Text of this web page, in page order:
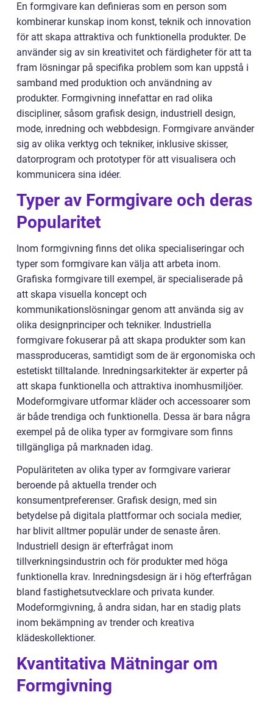
En formgivare kan definieras som en person som
kombinerar kunskap inom konst, teknik och innovation
för att skapa attraktiva och funktionella produkter. De
använder sig av sin kreativitet och färdigheter för att ta
fram lösningar på specifika problem som kan uppstå i
samband med produktion och användning av
produkter. Formgivning innefattar en rad olika
discipliner, såsom grafisk design, industriell design,
mode, inredning och webbdesign. Formgivare använder
sig av olika verktyg och tekniker, inklusive skisser,
datorprogram och prototyper för att visualisera och
kommunicera sina idéer.
Typer av Formgivare och deras
Popularitet
Inom formgivning finns det olika specialiseringar och
typer som formgivare kan välja att arbeta inom.
Grafiska formgivare till exempel, är specialiserade på
att skapa visuella koncept och
kommunikationslösningar genom att använda sig av
olika designprinciper och tekniker. Industriella
formgivare fokuserar på att skapa produkter som kan
massproduceras, samtidigt som de är ergonomiska och
estetiskt tilltalande. Inredningsarkitekter är experter på
att skapa funktionella och attraktiva inomhusmiljöer.
Modeformgivare utformar kläder och accessoarer som
är både trendiga och funktionella. Dessa är bara några
exempel på de olika typer av formgivare som finns
tillgängliga på marknaden idag.
Populäriteten av olika typer av formgivare varierar
beroende på aktuella trender och
konsumentpreferenser. Grafisk design, med sin
betydelse på digitala plattformar och sociala medier,
har blivit alltmer populär under de senaste åren.
Industriell design är efterfrågat inom
tillverkningsindustrin och för produkter med höga
funktionella krav. Inredningsdesign är i hög efterfrågan
bland fastighetsutvecklare och privata kunder.
Modeformgivning, å andra sidan, har en stadig plats
inom bekämpning av trender och kreativa
klädeskollektioner.
Kvantitativa Mätningar om
Formgivning